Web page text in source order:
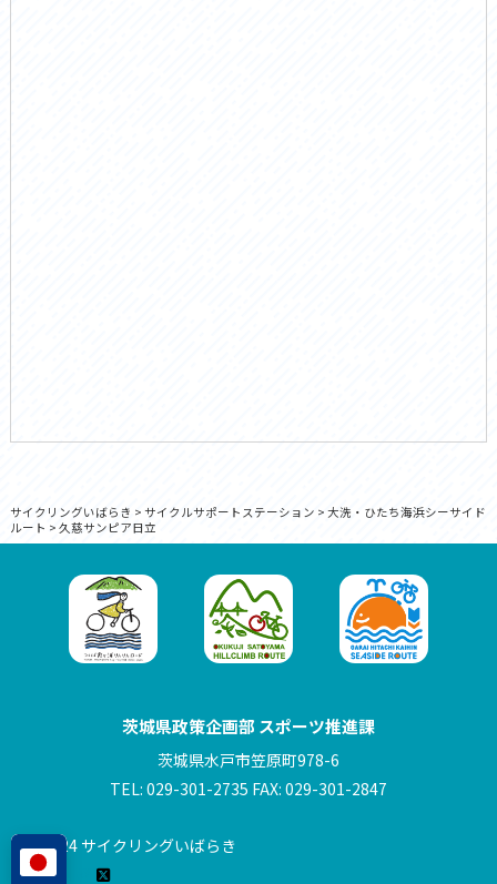
サイクリングいばらき > サイクルサポートステーション > 大洗・ひたち海浜シーサイド
ルート > 久慈サンピア日立
茨城県政策企画部 スポーツ推進課
茨城県水戸市笠原町978-6
TEL: 029-301-2735 FAX: 029-301-2847
© 2024 サイクリングいばらき